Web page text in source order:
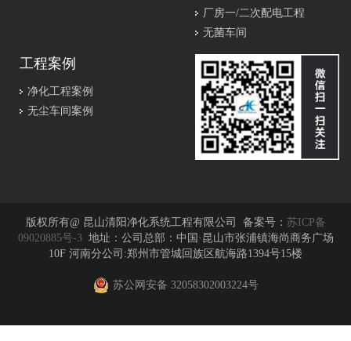
厂房一/二次配电工程
无菌车间
工程案例
净化工程案例
无尘车间案例
版权所有@ 昆山清阳净化系统工程有限公司 备案号： 苏ICP备
09020885号-3地址：公司总部：中国·昆山市张浦镇海尚商务广场
10F 河南分公司:郑州市管城回族区航海路1394号15楼
苏公网安备 32058302003224号